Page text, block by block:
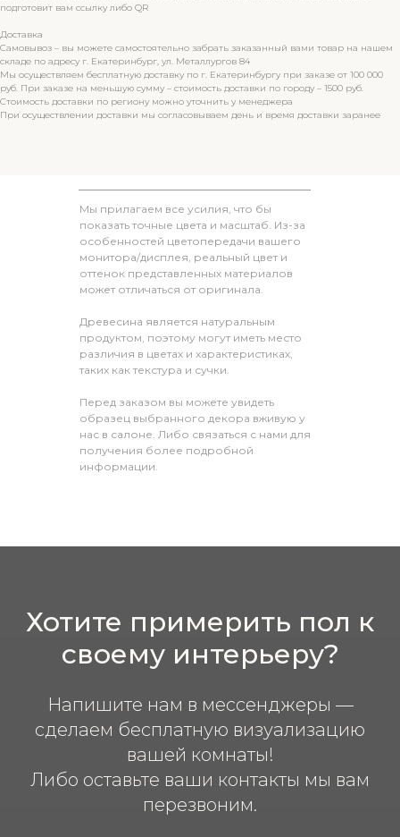
подготовит вам ссылку либо QR
Доставка
Самовывоз – вы можете самостоятельно забрать заказанный вами товар на нашем
складе по адресу г. Екатеринбург, ул. Металлургов 84
Мы осуществляем бесплатную доставку по г. Екатеринбургу при заказе от 100 000
руб. При заказе на меньшую сумму – стоимость доставки по городу – 1500 руб.
Стоимость доставки по региону можно уточнить у менеджера
При осуществлении доставки мы согласовываем день и время доставки заранее
Мы прилагаем все усилия, что бы
показать точные цвета и масштаб. Из-за
особенностей цветопередачи вашего
монитора/дисплея, реальный цвет и
оттенок представленных материалов
может отличаться от оригинала.
Древесина является натуральным
продуктом, поэтому могут иметь место
различия в цветах и характеристиках,
таких как текстура и сучки.
Перед заказом вы можете увидеть
образец выбранного декора вживую у
нас в салоне. Либо связаться с нами для
получения более подробной
информации.
Хотите примерить пол к
своему интерьеру?
Напишите нам в мессенджеры —
сделаем бесплатную визуализацию
вашей комнаты!
Либо оставьте ваши контакты мы вам
перезвоним.